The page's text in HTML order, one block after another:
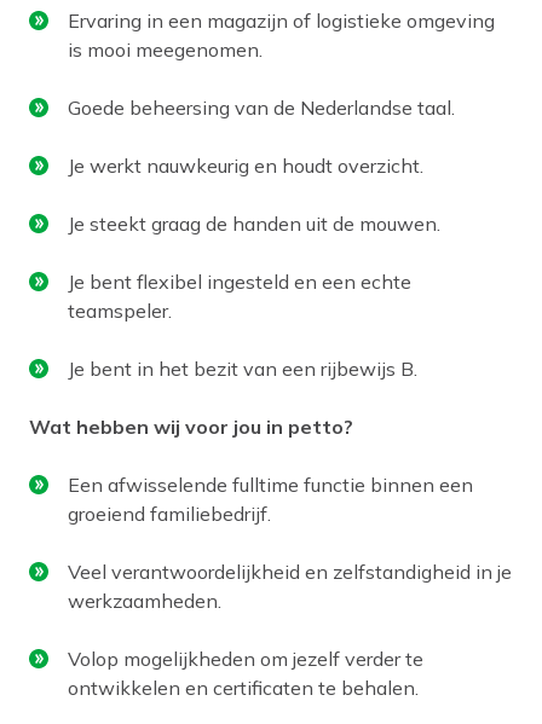
Ervaring in een magazijn of logistieke omgeving
is mooi meegenomen.
Goede beheersing van de Nederlandse taal.
Je werkt nauwkeurig en houdt overzicht.
Je steekt graag de handen uit de mouwen.
Je bent flexibel ingesteld en een echte
teamspeler.
Je bent in het bezit van een rijbewijs B.
Wat hebben wij voor jou in petto?
Een afwisselende fulltime functie binnen een
groeiend familiebedrijf.
Veel verantwoordelijkheid en zelfstandigheid in je
werkzaamheden.
Volop mogelijkheden om jezelf verder te
ontwikkelen en certificaten te behalen.